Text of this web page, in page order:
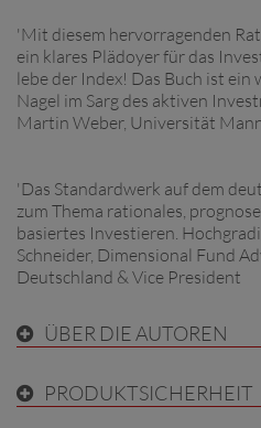
'Mit diesem hervorragenden
ein klares Plädoyer für das
lebe der Index! Das Buch ist
Nagel im Sarg des aktiven
Martin Weber, Universität
'Das Standardwerk auf dem
zum Thema rationales,
basiertes Investieren.
Schneider, Dimensional Fund
Deutschland & Vice President
ÜBER DIE AUTOREN
PRODUKTSICHERHEIT